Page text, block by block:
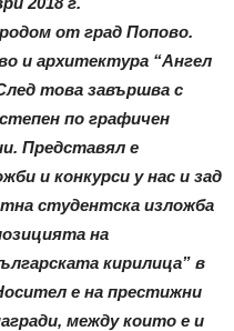
от град Попово.
и архитектура “Ангел
това завършва с
по графичен
Представял е
и конкурси у нас и зад
студентска изложба
на
кирилица” в
е на престижни
между които е и